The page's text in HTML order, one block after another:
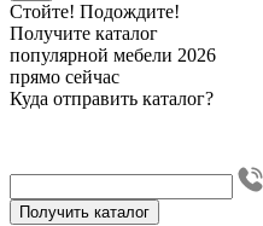
Стойте! Подождите!
Получите каталог
популярной мебели 2026
прямо сейчас
Куда отправить каталог?
Получить каталог